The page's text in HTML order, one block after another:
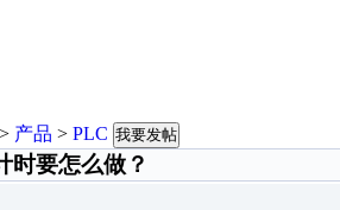
产品 > PLC 我要发帖
时要怎么做？